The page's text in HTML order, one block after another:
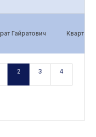
Гайратович
2 3 4